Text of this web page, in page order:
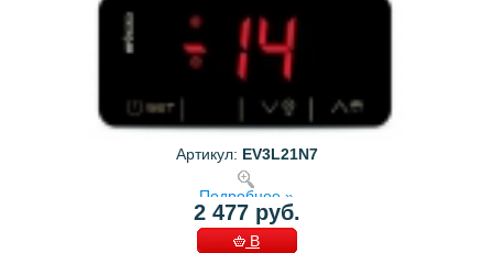
Артикул: EV3L21N7
Подробнее »
2 477 руб.
В